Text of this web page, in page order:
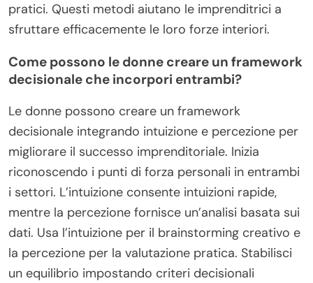
pratici. Questi metodi aiutano le imprenditrici a
sfruttare efficacemente le loro forze interiori.
Come possono le donne creare un framework
decisionale che incorpori entrambi?
Le donne possono creare un framework
decisionale integrando intuizione e percezione per
migliorare il successo imprenditoriale. Inizia
riconoscendo i punti di forza personali in entrambi
i settori. L’intuizione consente intuizioni rapide,
mentre la percezione fornisce un’analisi basata sui
dati. Usa l’intuizione per il brainstorming creativo e
la percezione per la valutazione pratica. Stabilisci
un equilibrio impostando criteri decisionali